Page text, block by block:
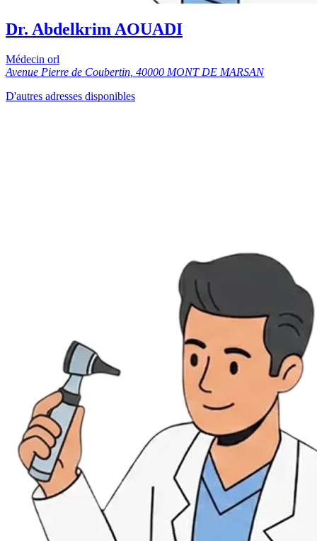
Dr. Abdelkrim AOUADI
Médecin orl
Avenue Pierre de Coubertin, 40000 MONT DE MARSAN
D'autres adresses disponibles